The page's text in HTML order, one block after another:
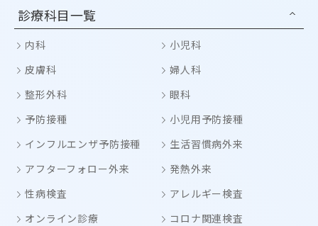
診療科目一覧
内科
小児科
皮膚科
婦人科
整形外科
眼科
予防接種
小児用予防接種
インフルエンザ予防接種
生活習慣病外来
アフターフォロー外来
発熱外来
性病検査
アレルギー検査
オンライン診療
コロナ関連検査